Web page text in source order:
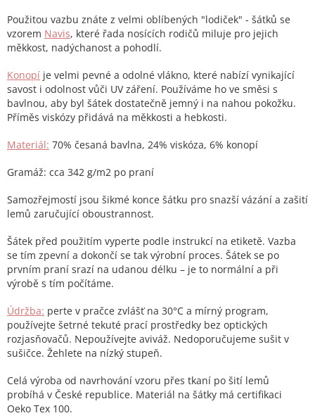
Použitou vazbu znáte z velmi oblíbených "lodiček" - šátků se
vzorem Navis, které řada nosících rodičů miluje pro jejich
měkkost, nadýchanost a pohodlí.
Konopí je velmi pevné a odolné vlákno, které nabízí vynikající
savost i odolnost vůči UV záření. Používáme ho ve směsi s
bavlnou, aby byl šátek dostatečně jemný i na nahou pokožku.
Příměs viskózy přidává na měkkosti a hebkosti.
Materiál: 70% česaná bavlna, 24% viskóza, 6% konopí
Gramáž: cca 342 g/m2 po praní
Samozřejmostí jsou šikmé konce šátku pro snazší vázání a zašití
lemů zaručující oboustrannost.
Šátek před použitím vyperte podle instrukcí na etiketě. Vazba
se tím zpevní a dokončí se tak výrobní proces. Šátek se po
prvním praní srazí na udanou délku – je to normální a při
výrobě s tím počítáme.
Údržba: perte v pračce zvlášť na 30°C a mírný program,
používejte šetrné tekuté prací prostředky bez optických
rozjasňovačů. Nepoužívejte aviváž. Nedoporučujeme sušit v
sušičce. Žehlete na nízký stupeň.
Celá výroba od navrhování vzoru přes tkaní po šití lemů
probíhá v České republice. Materiál na šátky má certifikaci
Oeko Tex 100.